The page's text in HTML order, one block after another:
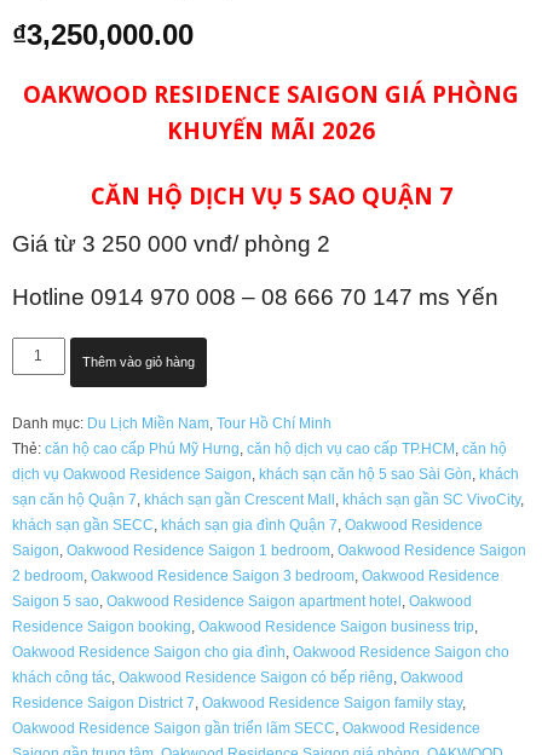
₫3,250,000.00
OAKWOOD RESIDENCE SAIGON GIÁ PHÒNG
KHUYẾN MÃI 2026
CĂN HỘ DỊCH VỤ 5 SAO QUẬN 7
Giá từ 3 250 000 vnđ/ phòng 2
Hotline 0914 970 008 – 08 666 70 147 ms Yến
OAKWOOD
RESIDENCE
GIÁ
PHÒNG
2026
–
CĂN
HỘ
DỊCH
VỤ
5
SAO
QUẬN
7
số
Thêm vào giỏ hàng
Danh mục: Du Lịch Miền Nam, Tour Hồ Chí Minh
Thẻ: căn hộ cao cấp Phú Mỹ Hưng, căn hộ dịch vụ cao cấp TP.HCM , căn hộ
dịch vụ Oakwood Residence Saigon, khách sạn căn hộ 5 sao Sài Gòn, khách
sạn căn hộ Quận 7, khách sạn gần Crescent Mall , khách sạn gần SC VivoCity,
khách sạn gần SECC, khách sạn gia đình Quận 7, Oakwood Residence
Saigon, Oakwood Residence Saigon 1 bedroom, Oakwood Residence Saigon
2 bedroom, Oakwood Residence Saigon 3 bedroom, Oakwood Residence
Saigon 5 sao, Oakwood Residence Saigon apartment hotel , Oakwood
Residence Saigon booking, Oakwood Residence Saigon business trip,
Oakwood Residence Saigon cho gia đình, Oakwood Residence Saigon cho
khách công tác, Oakwood Residence Saigon có bếp riêng, Oakwood
Residence Saigon District 7, Oakwood Residence Saigon family stay,
Oakwood Residence Saigon gần triển lãm SECC, Oakwood Residence